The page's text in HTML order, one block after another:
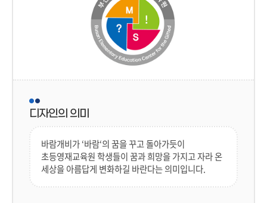
디자인의 의미
바람개비가 ‘바람‘의 꿈을 꾸고 돌아가듯이
초등영재교육원 학생들이 꿈과 희망을 가지고 자라 온
세상을 아름답게 변화하길 바란다는 의미입니다.